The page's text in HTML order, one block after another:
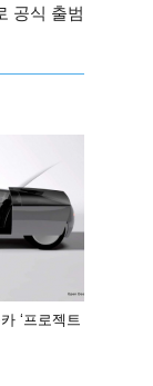
공식 출범
‘프로젝트